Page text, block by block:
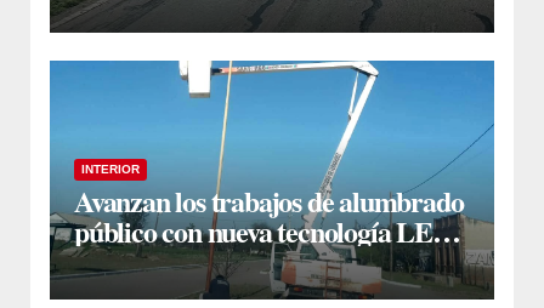
INTERIOR
Avanzan los trabajos de alumbrado
público con nueva tecnología LED
en Estación Taboada